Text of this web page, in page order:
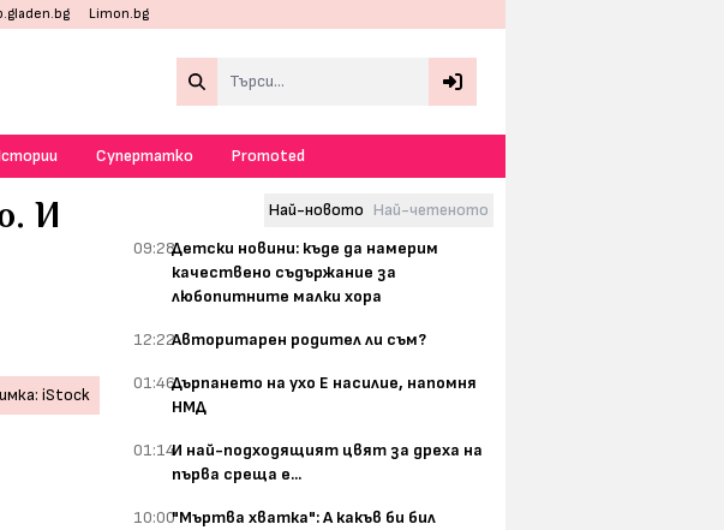
Limon.bg
Супертатко Promoted
И
iStock
Най-новото Най-четеното
09:28Детски новини: къде да намерим
качествено съдържание за
любопитните малки хора
12:22Авторитарен родител ли съм?
01:46Дърпането на ухо Е насилие, напомня
НМД
01:14И най-подходящият цвят за дреха на
първа среща е...
10:00"Мъртва хватка": А какъв би бил